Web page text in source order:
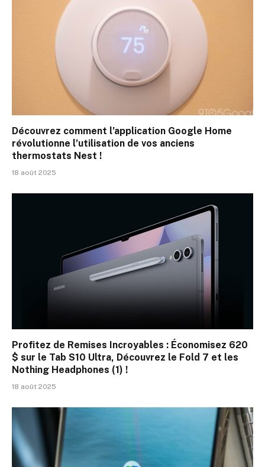
Découvrez comment l’application Google Home
révolutionne l’utilisation de vos anciens
thermostats Nest !
18 août 2025
Profitez de Remises Incroyables : Économisez 620
$ sur le Tab S10 Ultra, Découvrez le Fold 7 et les
Nothing Headphones (1) !
18 août 2025